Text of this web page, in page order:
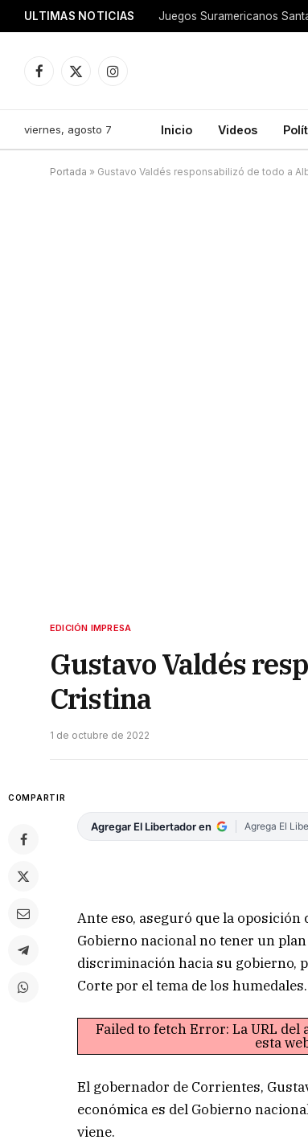
ULTIMAS NOTICIAS Juegos Suramericanos
Facebook
X
Instagram
viernes, agosto 7 Inicio Videos
Portada » Gustavo Valdés responsabilizó de todo a
EDICIÓN IMPRESA
Gustavo Valdés
Cristina
1 de octubre de 2022
COMPARTIR
Agregar El Libertador en Agrega El
Ante eso, aseguró que la
Gobierno nacional no tener un
discriminación hacia su gobierno,
Corte por el tema de los humedales.
Failed to fetch Error: La URL
esta
El gobernador de Corrientes,
económica es del Gobierno
viene.